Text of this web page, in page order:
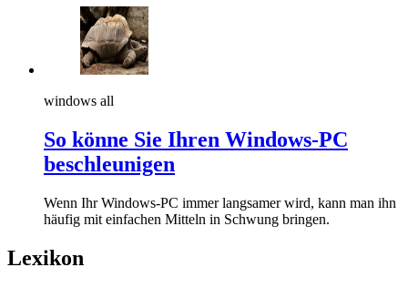
windows all
So könne Sie Ihren Windows-PC
beschleunigen
Wenn Ihr Windows-PC immer langsamer wird, kann man ihn
häufig mit einfachen Mitteln in Schwung bringen.
Lexikon